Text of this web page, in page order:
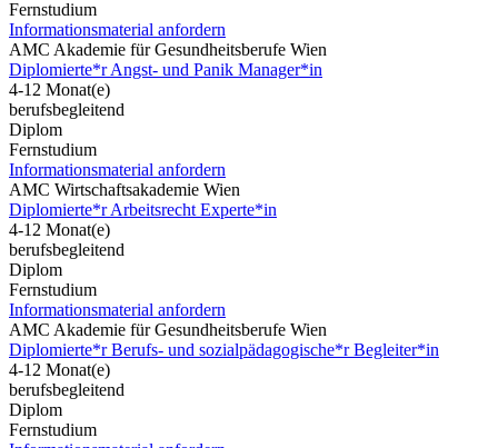
Fernstudium
Informationsmaterial anfordern
AMC Akademie für Gesundheitsberufe Wien
Diplomierte*r Angst- und Panik Manager*in
4-12 Monat(e)
berufsbegleitend
Diplom
Fernstudium
Informationsmaterial anfordern
AMC Wirtschaftsakademie Wien
Diplomierte*r Arbeitsrecht Experte*in
4-12 Monat(e)
berufsbegleitend
Diplom
Fernstudium
Informationsmaterial anfordern
AMC Akademie für Gesundheitsberufe Wien
Diplomierte*r Berufs- und sozialpädagogische*r Begleiter*in
4-12 Monat(e)
berufsbegleitend
Diplom
Fernstudium